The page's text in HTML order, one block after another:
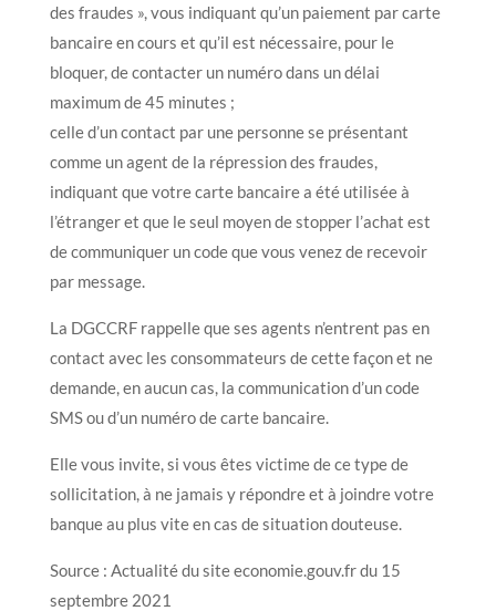
des fraudes », vous indiquant qu’un paiement par carte
bancaire en cours et qu’il est nécessaire, pour le
bloquer, de contacter un numéro dans un délai
maximum de 45 minutes ;
celle d’un contact par une personne se présentant
comme un agent de la répression des fraudes,
indiquant que votre carte bancaire a été utilisée à
l’étranger et que le seul moyen de stopper l’achat est
de communiquer un code que vous venez de recevoir
par message.
La DGCCRF rappelle que ses agents n’entrent pas en
contact avec les consommateurs de cette façon et ne
demande, en aucun cas, la communication d’un code
SMS ou d’un numéro de carte bancaire.
Elle vous invite, si vous êtes victime de ce type de
sollicitation, à ne jamais y répondre et à joindre votre
banque au plus vite en cas de situation douteuse.
Source : Actualité du site economie.gouv.fr du 15
septembre 2021